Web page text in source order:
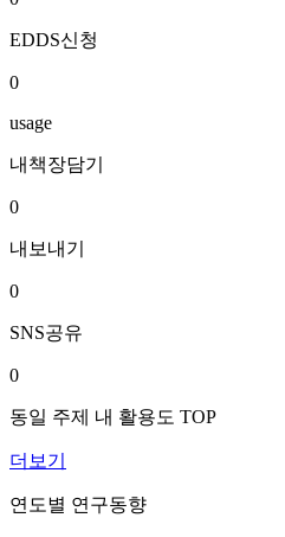
EDDS신청
0
usage
내책장담기
0
내보내기
0
SNS공유
0
동일 주제 내 활용도 TOP
더보기
연도별 연구동향